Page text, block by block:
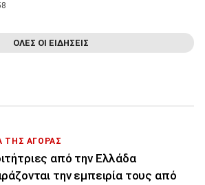
ΟΛΕΣ ΟΙ ΕΙΔΗΣΕΙΣ
ΤΗΣ ΑΓΟΡΑΣ
από την Ελλάδα
την εμπειρία τους από